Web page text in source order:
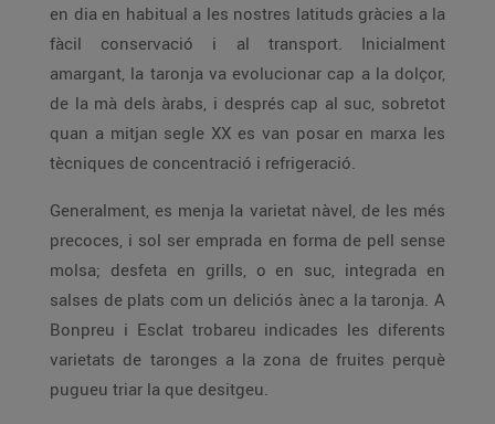
en dia en habitual a les nostres latituds gràcies a la
fàcil conservació i al transport. Inicialment
amargant, la taronja va evolucionar cap a la dolçor,
de la mà dels àrabs, i després cap al suc, sobretot
quan a mitjan segle XX es van posar en marxa les
tècniques de concentració i refrigeració.
Generalment, es menja la varietat nàvel, de les més
precoces, i sol ser emprada en forma de pell sense
molsa; desfeta en grills, o en suc, integrada en
salses de plats com un deliciós ànec a la taronja. A
Bonpreu i Esclat trobareu indicades les diferents
varietats de taronges a la zona de fruites perquè
pugueu triar la que desitgeu.